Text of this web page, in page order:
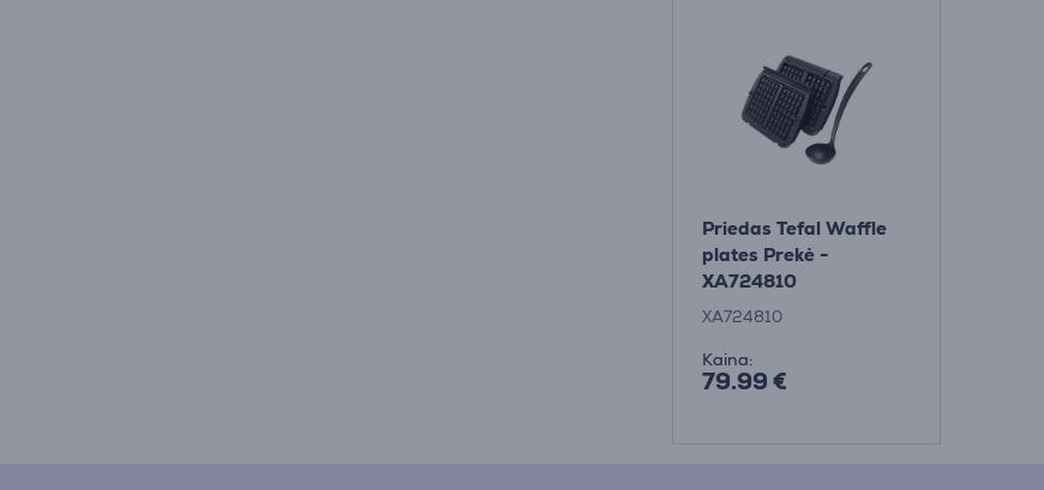
Priedas Tefal Waffle
plates Prekė -
XA724810
XA724810
Kaina:
79.99 €